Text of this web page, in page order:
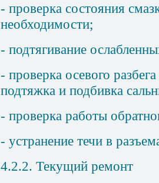
- проверка состояния
необходимости;
- подтягивание
- проверка осевого
подтяжка и подбивка
- проверка работы
- устранение течи в
4.2.2. Текущий ремонт